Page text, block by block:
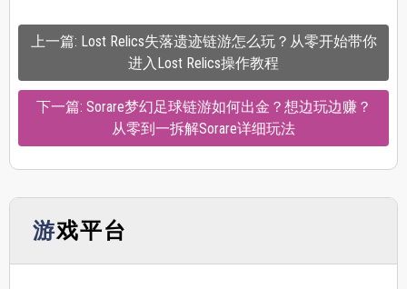
上一篇: Lost Relics失落遗迹链游怎么玩？从零开始带你
进入Lost Relics操作教程
下一篇: Sorare梦幻足球链游如何出金？想边玩边赚？
从零到一拆解Sorare详细玩法
游戏平台